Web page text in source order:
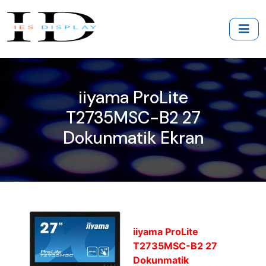
iiyama ProLite
T2735MSC-B2 27
Dokunmatik Ekran
iiyama ProLite
T2735MSC-B2 27
Dokunmatik